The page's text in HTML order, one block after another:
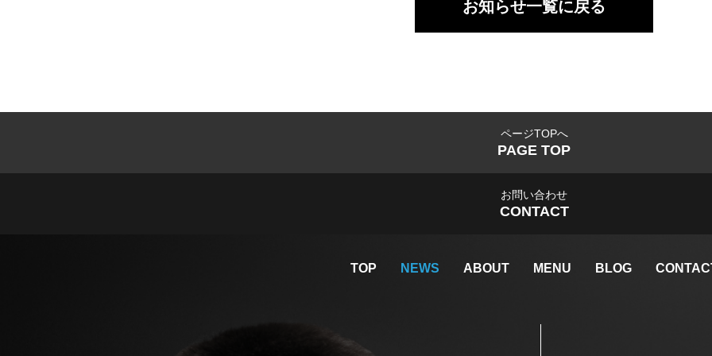
お知らせ一覧に戻る
ページTOPへ
PAGE TOP
お問い合わせ
CONTACT
TOP NEWS ABOUT MENU BLOG